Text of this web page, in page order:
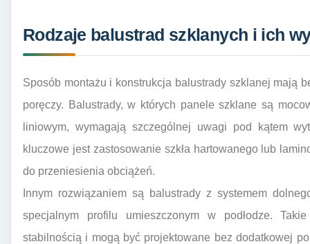
Rodzaje balustrad szklanych i ich
Sposób montażu i konstrukcja balustrady szklanej mają
poręczy. Balustrady, w których panele szklane są
liniowym, wymagają szczególnej uwagi pod kątem
kluczowe jest zastosowanie szkła hartowanego lub
do przeniesienia obciążeń.
Innym rozwiązaniem są balustrady z systemem
specjalnym profilu umieszczonym w podłodze.
stabilnością i mogą być projektowane bez dodatkowej